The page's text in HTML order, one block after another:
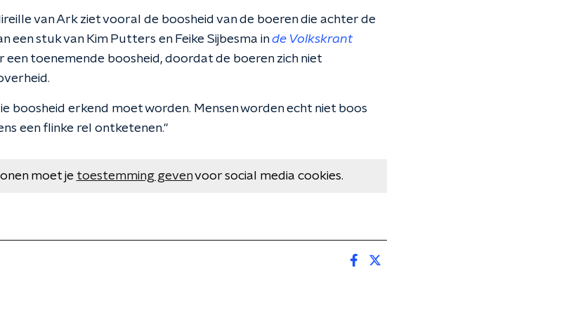
van Ark ziet vooral de boosheid van de boeren die achter de
een stuk van Kim Putters en Feike Sijbesma inde Volkskrant
een toenemende boosheid, doordat de boeren zich niet
boosheid erkend moet worden. Mensen worden echt niet boos
een flinke rel ontketenen."
moet je toestemming gevenvoor social media cookies.